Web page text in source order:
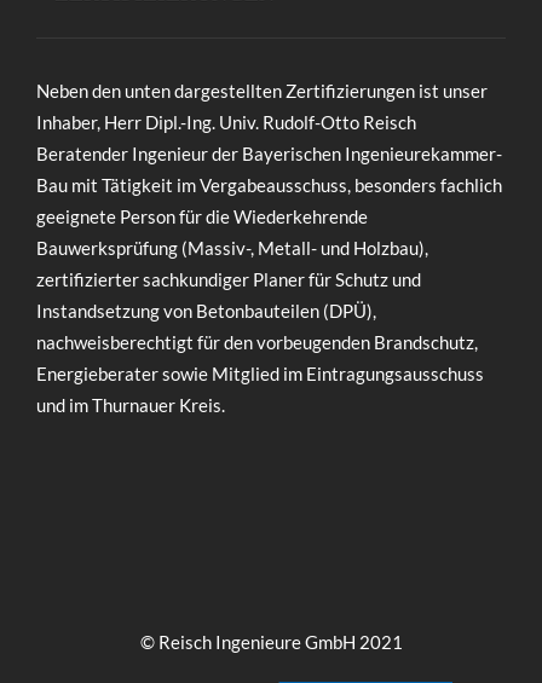
Neben den unten dargestellten Zertifizierungen ist unser
Inhaber, Herr Dipl.-Ing. Univ. Rudolf-Otto Reisch
Beratender Ingenieur der Bayerischen Ingenieurekammer-
Bau mit Tätigkeit im Vergabeausschuss, besonders fachlich
geeignete Person für die Wiederkehrende
Bauwerksprüfung (Massiv-, Metall- und Holzbau),
zertifizierter sachkundiger Planer für Schutz und
Instandsetzung von Betonbauteilen (DPÜ),
nachweisberechtigt für den vorbeugenden Brandschutz,
Energieberater sowie Mitglied im Eintragungsausschuss
und im Thurnauer Kreis.
© Reisch Ingenieure GmbH 2021